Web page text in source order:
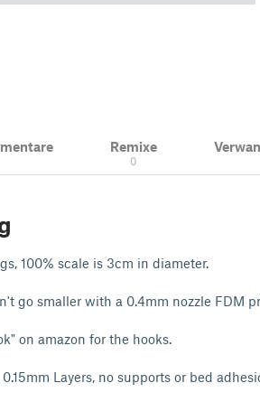
Remixe
0
100% scale is 3cm in diameter.
go smaller with a 0.4mm nozzle FDM
on amazon for the hooks.
Layers, no supports or bed